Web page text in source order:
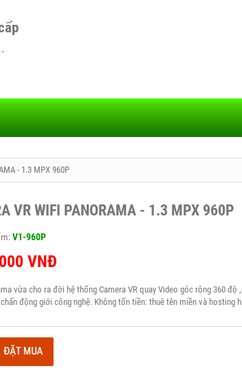
- 1.3 MPX 960P
VR WIFI PANORAMA - 1.3 MPX 960P
V1-960P
VNĐ
vừa cho ra đời hệ thống Camera VR quay Video góc rộng 360 độ
chấn động giới công nghệ. Không tốn tiền: thuê tên miền và hosting